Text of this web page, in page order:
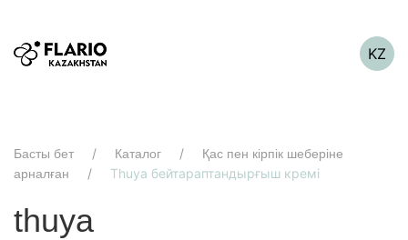
KZ
Басты бет Каталог
Қас пен кірпік шеберіне
арналған
Thuya бейтараптандырғыш кремі
thuya